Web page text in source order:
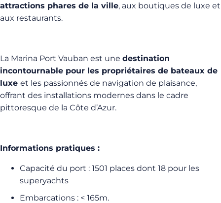
attractions phares de la ville, aux boutiques de luxe et
aux restaurants.
La Marina Port Vauban est une destination
incontournable pour les propriétaires de bateaux de
luxe et les passionnés de navigation de plaisance,
offrant des installations modernes dans le cadre
pittoresque de la Côte d’Azur.
Informations pratiques :
Capacité du port : 1501 places dont 18 pour les
superyachts
Embarcations : < 165m.